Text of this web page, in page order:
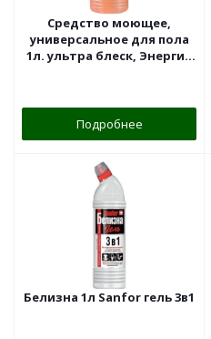
Средство моющее,
универсальное для пола
1л. ультра блеск, Энергия
Подробнее
Белизна 1л Sanfor гель 3в1